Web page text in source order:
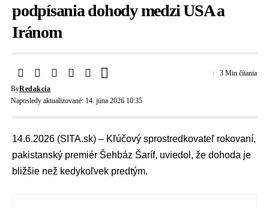
podpísania dohody medzi USA a
Iránom
Naposledy aktualizované: 14. júna 2026 10:35
ByRedakcia
3 Min čítania
14.6.2026 (SITA.sk) – Kľúčový sprostredkovateľ rokovaní,
pakistanský premiér Šehbáz Šaríf, uviedol, že dohoda je
bližšie než kedykoľvek predtým.